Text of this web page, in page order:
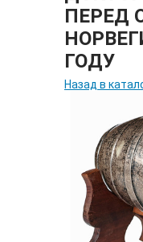
ПЕРЕД
ГОДУ
Назад в